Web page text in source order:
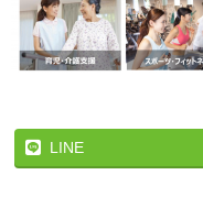
LINE